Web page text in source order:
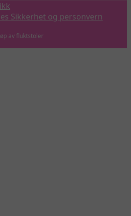
Sikkerhet og personvern
av fluktstoler